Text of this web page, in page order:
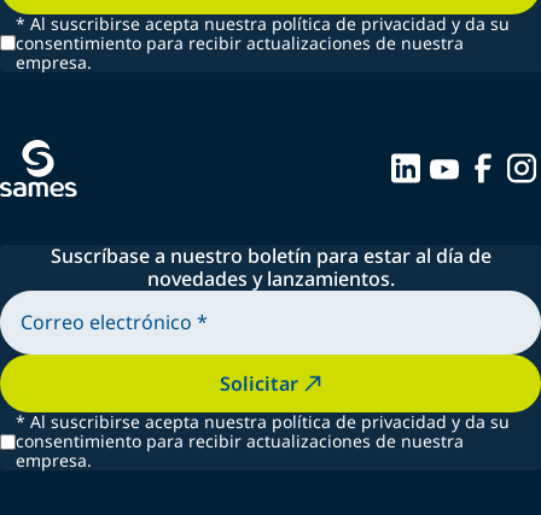
* Al suscribirse acepta nuestra política de privacidad y da su
consentimiento para recibir actualizaciones de nuestra
empresa.
Suscríbase a nuestro boletín para estar al día de
novedades y lanzamientos.
Solicitar
* Al suscribirse acepta nuestra política de privacidad y da su
consentimiento para recibir actualizaciones de nuestra
empresa.